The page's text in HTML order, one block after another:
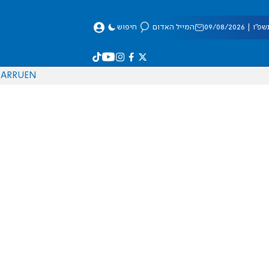
08/2026 המייל האדום חיפוש
EN
RU
AR